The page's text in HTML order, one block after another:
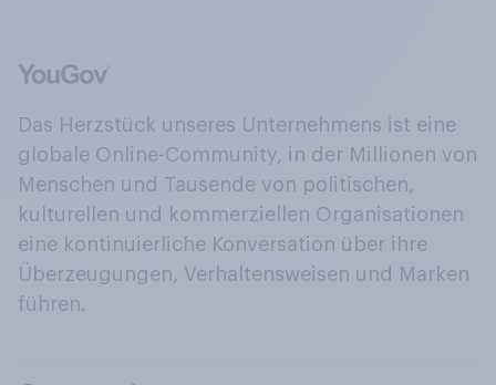
Das Herzstück unseres Unternehmens ist eine
globale Online-Community, in der Millionen von
Menschen und Tausende von politischen,
kulturellen und kommerziellen Organisationen
eine kontinuierliche Konversation über ihre
Überzeugungen, Verhaltensweisen und Marken
führen.